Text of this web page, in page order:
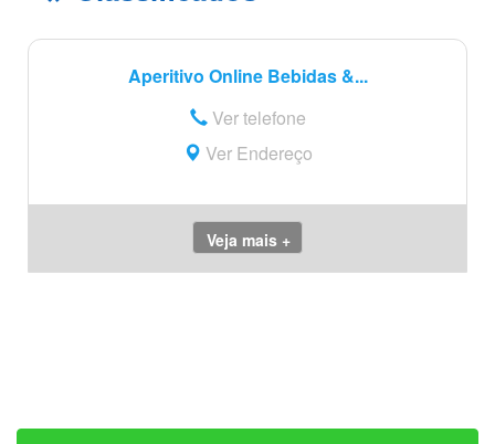
Aperitivo Online Bebidas &...
Ver telefone
Ver Endereço
Veja mais +